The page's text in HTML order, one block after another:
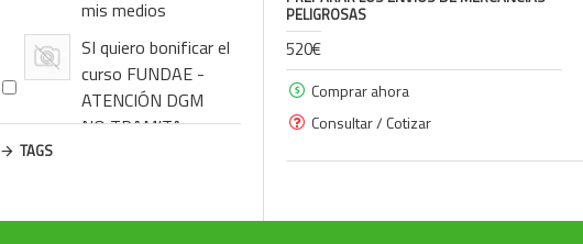
Material Biológico
Químicos,
sustancias y
mis medios
SI quiero bonificar el
curso FUNDAE -
ATENCIÓN DGM
NO TRAMITA
TAGS
PELIGROSAS
520€
Comprar ahora
Consultar / Cotizar